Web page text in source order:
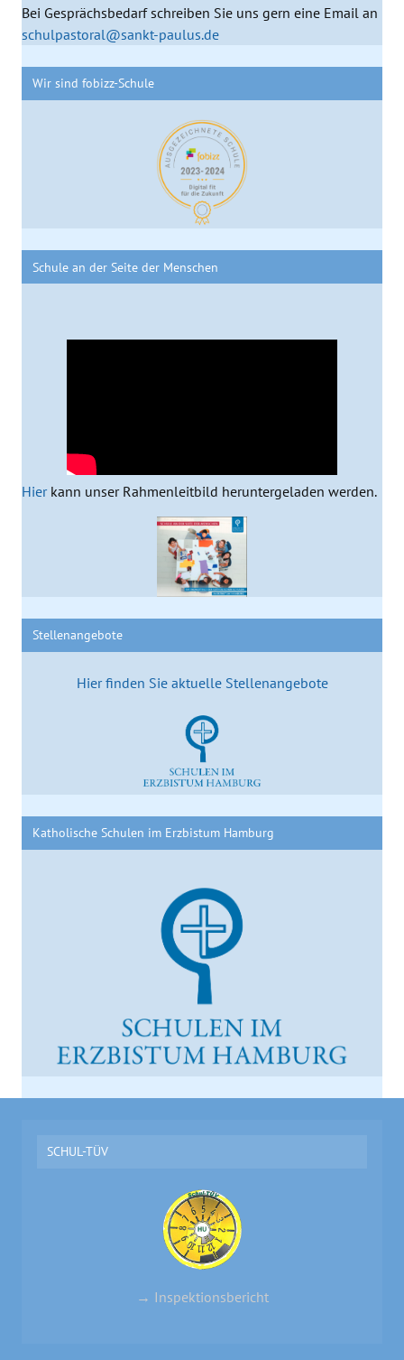
Bei Gesprächsbedarf schreiben Sie uns gern eine Email an
schulpastoral@sankt-paulus.de
Wir sind fobizz-Schule
Schule an der Seite der Menschen
Hierkann unser Rahmenleitbild heruntergeladen werden.
Stellenangebote
Hier finden Sie aktuelle Stellenangebote
Katholische Schulen im Erzbistum Hamburg
SCHUL-TÜV
→ Inspektionsbericht